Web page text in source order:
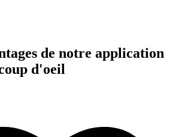
de notre application
d'oeil